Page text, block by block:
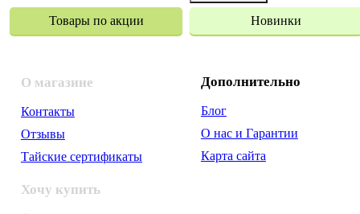
Товары по акции Новинки
О магазине
Контакты
Отзывы
Тайские сертификаты
Хочу купить
Дополнительно
Блог
О нас и Гарантии
Карта сайта